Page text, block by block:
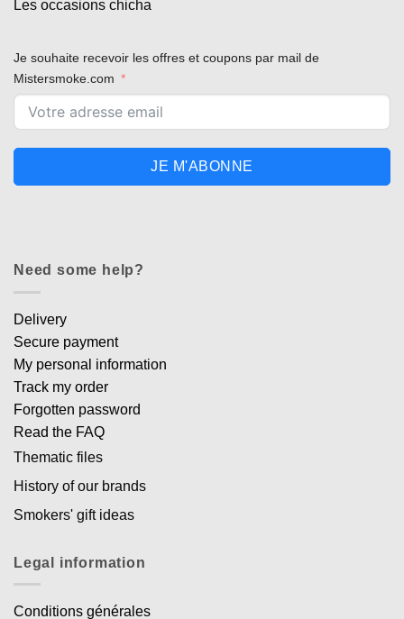
Les occasions chicha
Je souhaite recevoir les offres et coupons par mail de
Mistersmoke.com
JE M'ABONNE
Need some help?
Delivery
Secure payment
My personal information
Track my order
Forgotten password
Read the FAQ
Thematic files
History of our brands
Smokers' gift ideas
Legal information
Conditions générales